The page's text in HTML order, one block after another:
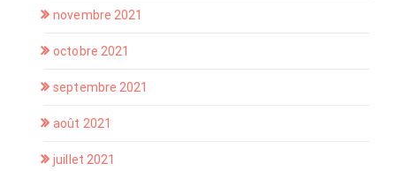
novembre 2021
octobre 2021
septembre 2021
août 2021
juillet 2021